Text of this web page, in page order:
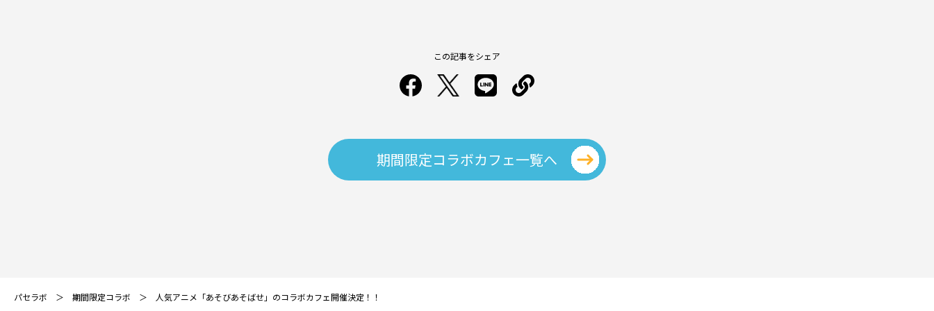
この記事をシェア
期間限定コラボカフェ一覧へ
パセラボ 期間限定コラボ 人気アニメ「あそびあそばせ」のコラボカフェ開催決定！！